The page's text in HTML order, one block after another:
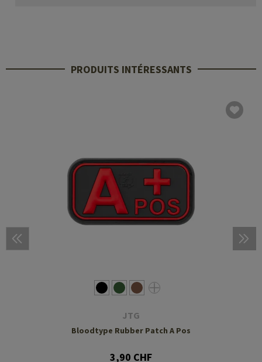
PRODUITS INTÉRESSANTS
JTG
Bloodtype Rubber Patch A Pos
3,90 CHF